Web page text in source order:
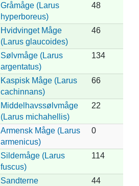
Gråmåge (Larus
hyperboreus)
48
Hvidvinget Måge
(Larus glaucoides)
46
Sølvmåge (Larus
argentatus)
134
Kaspisk Måge (Larus
cachinnans)
66
Middelhavssølvmåge
(Larus michahellis)
22
Armensk Måge (Larus
armenicus)
0
Sildemåge (Larus
fuscus)
114
Sandterne 44